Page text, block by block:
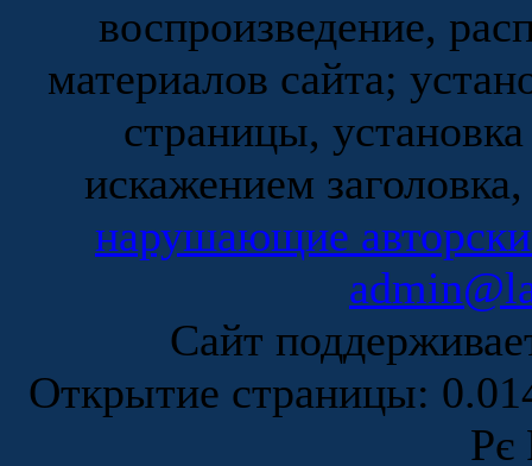
воспроизведение,
материалов сайта;
страницы,
искажением
нарушающие
Сайт
Открытие страницы:
Рє